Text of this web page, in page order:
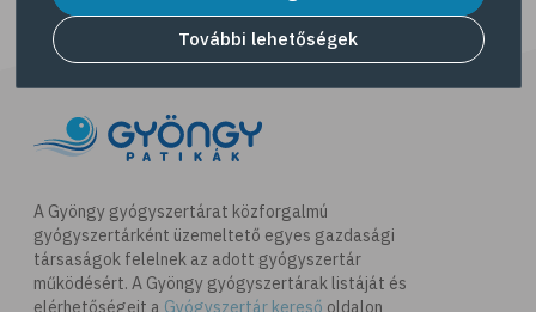
# diéta
# fogyókúra
# életmódváltás
# célkitűzés
# étkezési napló
# hal
# egészséges táplálkozás
# omega-3
A Gyöngy gyógyszertárat közforgalmú
gyógyszertárként üzemeltető egyes gazdasági
társaságok felelnek az adott gyógyszertár
működésért. A Gyöngy gyógyszertárak listáját és
elérhetőségeit a Gyógyszertár kereső oldalon
További lehetőségek